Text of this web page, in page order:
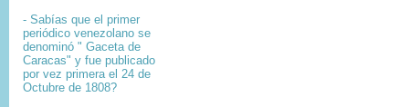
- Sabías que el primer
periódico venezolano se
denominó " Gaceta de
Caracas" y fue publicado
por vez primera el 24 de
Octubre de 1808?